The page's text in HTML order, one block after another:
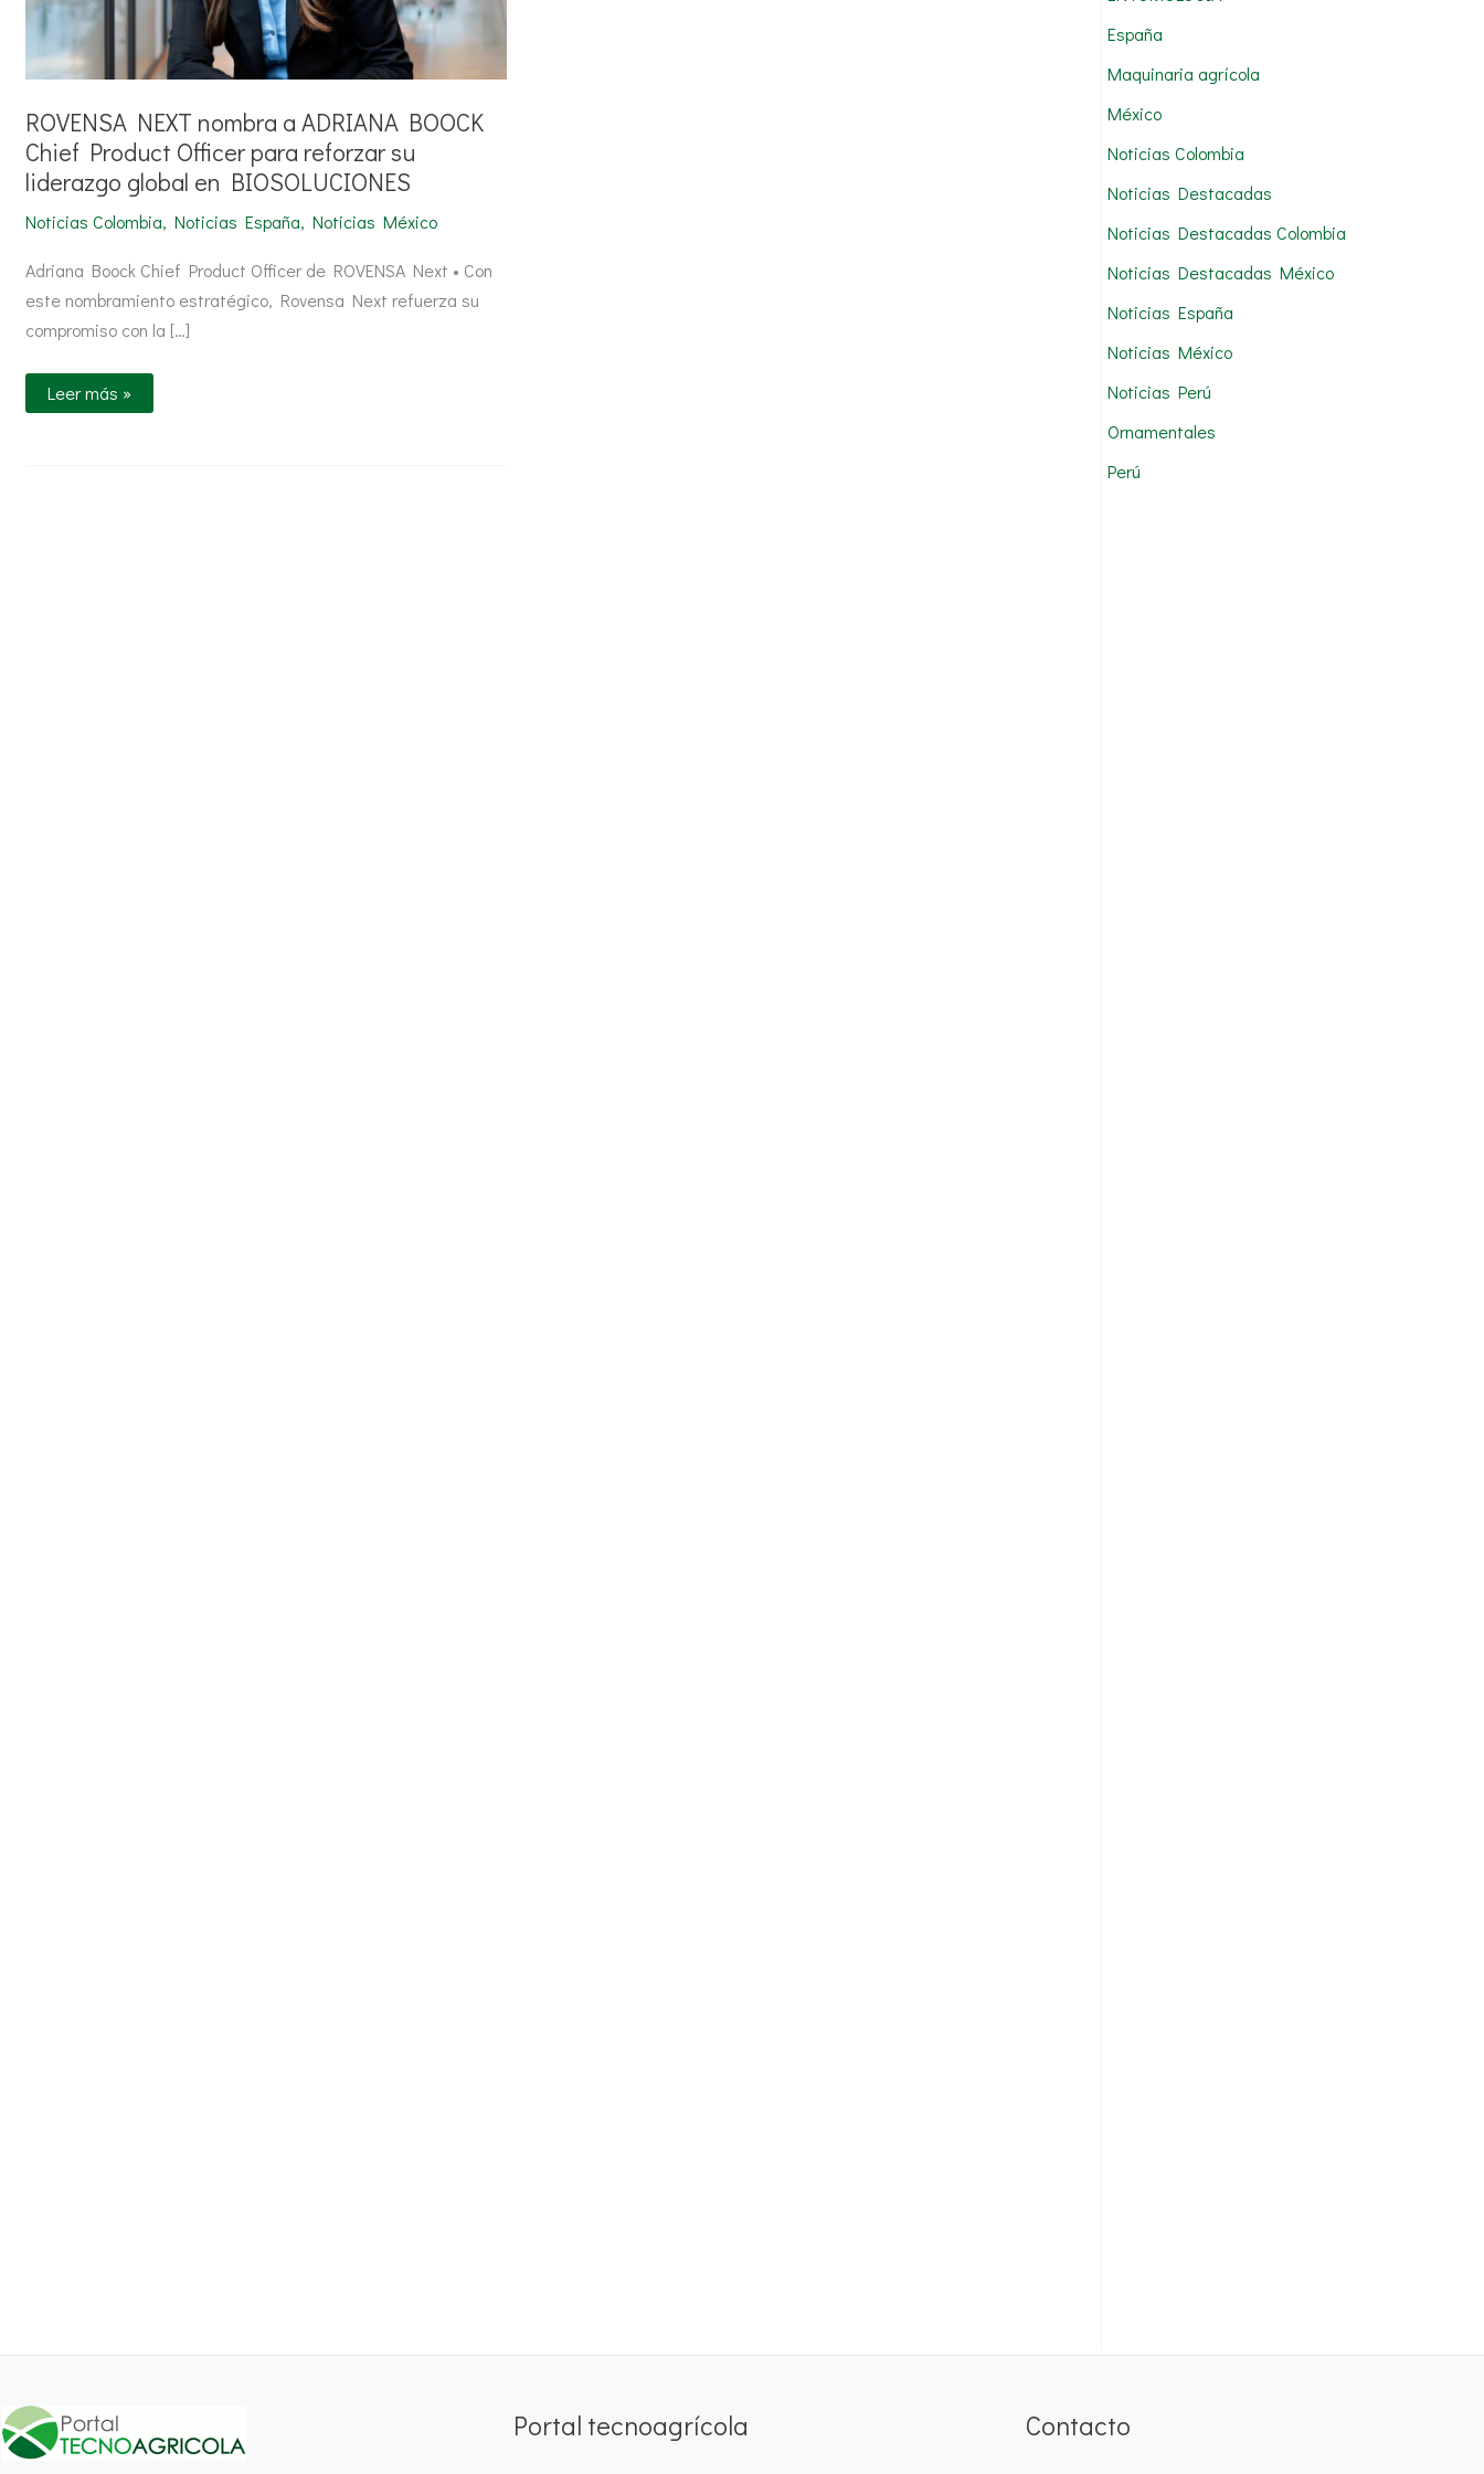
ROVENSA NEXT nombra a ADRIANA BOOCK
Chief Product Officer para reforzar su
liderazgo global en BIOSOLUCIONES
Noticias Colombia, Noticias España, Noticias México
Adriana Boock Chief Product Officer de ROVENSA Next • Con
este nombramiento estratégico, Rovensa Next refuerza su
compromiso con la […]
BIOSOLUCIONES
Leer más »
:España
Maquinaria agrícola
México
Noticias Colombia
Noticias Destacadas
Noticias Destacadas Colombia
Noticias Destacadas México
Noticias España
Noticias México
Noticias Perú
Ornamentales
Perú
Portal tecnoagrícola Contacto